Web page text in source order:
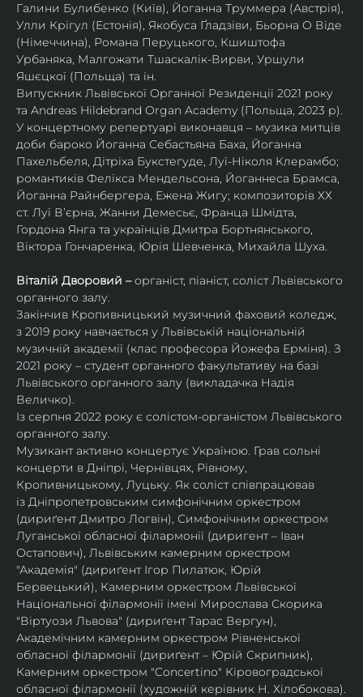
Галини Булибенко (Київ), Йоганна Труммера (Австрія),
Улли Крігул (Естонія), Якобуса Ґладзіви, Бьорна О Віде
(Німеччина), Романа Перуцького, Кшиштофа
Урбаняка, Малгожати Тшаскалік-Вирви, Уршули
Яшєцкої (Польща) та ін.
Випускник Львівської Органної Резиденції 2021 року
та Andreas Hildebrand Organ Academy (Польща, 2023 р).
У концертному репертуарі виконавця – музика митців
доби бароко Йоганна Себастьяна Баха, Йоганна
Пахельбеля, Дітріха Букстегуде, Луї-Ніколя Клерамбо;
романтиків Фелікса Мендельсона, Йоганнеса Брамса,
Йоганна Райнбергера, Ежена Жигу; композиторів ХХ
ст. Луї В’єрна, Жанни Демесьє, Франца Шмідта,
Гордона Янга та українців Дмитра Бортнянського,
Віктора Гончаренка, Юрія Шевченка, Михайла Шуха.
Віталій Дворовий – органіст, піаніст, соліст Львівського
органного залу.
Закінчив Кропивницький музичний фаховий коледж,
з 2019 року навчається у Львівській національній
музичній академії (клас професора Йожефа Ерміня). З
2021 року – студент органного факультативу на базі
Львівського органного залу (викладачка Надія
Величко).
Із серпня 2022 року є солістом-органістом Львівського
органного залу.
Музикант активно концертує Україною. Грав сольні
концерти в Дніпрі, Чернівцях, Рівному,
Кропивницькому, Луцьку. Як соліст співпрацював
із Дніпропетровським симфонічним оркестром
(дириґент Дмитро Логвін), Симфонічним оркестром
Луганської обласної філармонії (диригент – Іван
Остапович), Львівським камерним оркестром
"Академія" (дириґент Ігор Пилатюк, Юрій
Бервецький), Камерним оркестром Львівської
Національної філармонії імені Мирослава Скорика
"Віртуози Львова" (дириґент Тарас Вергун),
Академічним камерним оркестром Рівненської
обласної філармонії (дириґент – Юрій Скрипник),
Камерним оркестром "Concertino" Кіровоградської
обласної філармонії (художній керівник Н. Хілобокова).